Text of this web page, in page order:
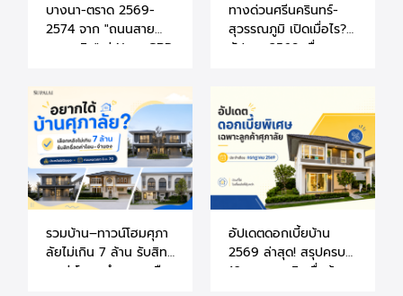
บางนา-ตราด 2569-
2574 จาก "ถนนสาย
เศรษฐกิจ" สู่ New CBD
ออก
ทางด่วนศรีนครินทร์-
สุวรรณภูมิ เปิดเมื่อไร?
อัปเดต 2569 เชื่อม
รวมบ้าน–ทาวน์โฮมศุภา
ลัยไม่เกิน 7 ล้าน รับสิทธิ์
ลดค่าโอน–จำนองเหลือ
อัปเดตดอกเบี้ยบ้าน
2569 ล่าสุด! สรุปครบ
10 ธนาคาร สินเชื่อบ้าน